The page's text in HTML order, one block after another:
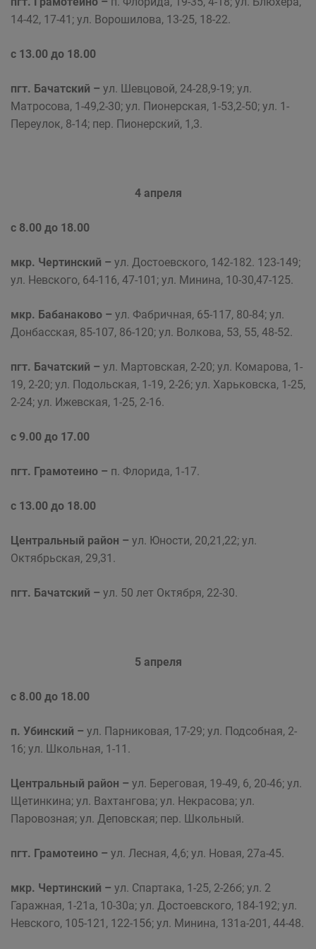
14-42, 17-41; ул. Ворошилова, 13-25, 18-22.
с 13.00 до 18.00
пгт. Бачатский – ул. Шевцовой, 24-28,9-19; ул.
Матросова, 1-49,2-30; ул. Пионерская, 1-53,2-50; ул. 1-
Переулок, 8-14; пер. Пионерский, 1,3.
4 апреля
с 8.00 до 18.00
мкр. Чертинский – ул. Достоевского, 142-182. 123-149;
ул. Невского, 64-116, 47-101; ул. Минина, 10-30,47-125.
мкр. Бабанаково – ул. Фабричная, 65-117, 80-84; ул.
Донбасская, 85-107, 86-120; ул. Волкова, 53, 55, 48-52.
пгт. Бачатский – ул. Мартовская, 2-20; ул. Комарова, 1-
19, 2-20; ул. Подольская, 1-19, 2-26; ул. Харьковска, 1-25,
2-24; ул. Ижевская, 1-25, 2-16.
с 9.00 до 17.00
пгт. Грамотеино – п. Флорида, 1-17.
с 13.00 до 18.00
Центральный район – ул. Юности, 20,21,22; ул.
Октябрьская, 29,31.
пгт. Бачатский – ул. 50 лет Октября, 22-30.
5 апреля
с 8.00 до 18.00
п. Убинский – ул. Парниковая, 17-29; ул. Подсобная, 2-
16; ул. Школьная, 1-11.
Центральный район – ул. Береговая, 19-49, 6, 20-46; ул.
Щетинкина; ул. Вахтангова; ул. Некрасова; ул.
Паровозная; ул. Деповская; пер. Школьный.
пгт. Грамотеино – ул. Лесная, 4,6; ул. Новая, 27а-45.
мкр. Чертинский – ул. Спартака, 1-25, 2-26б; ул. 2
Гаражная, 1-21а, 10-30а; ул. Достоевского, 184-192; ул.
Невского, 105-121, 122-156; ул. Минина, 131а-201, 44-48.